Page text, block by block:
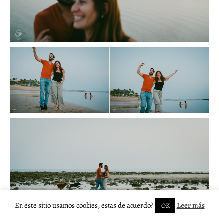
En este sitio usamos cookies, estas de acuerdo? OK Leer más